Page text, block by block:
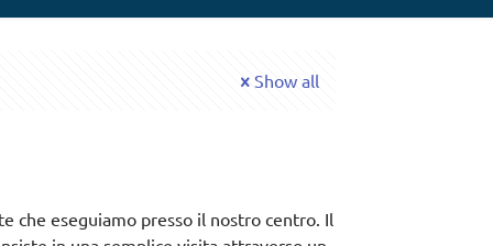
Show all
che eseguiamo presso il nostro centro. Il